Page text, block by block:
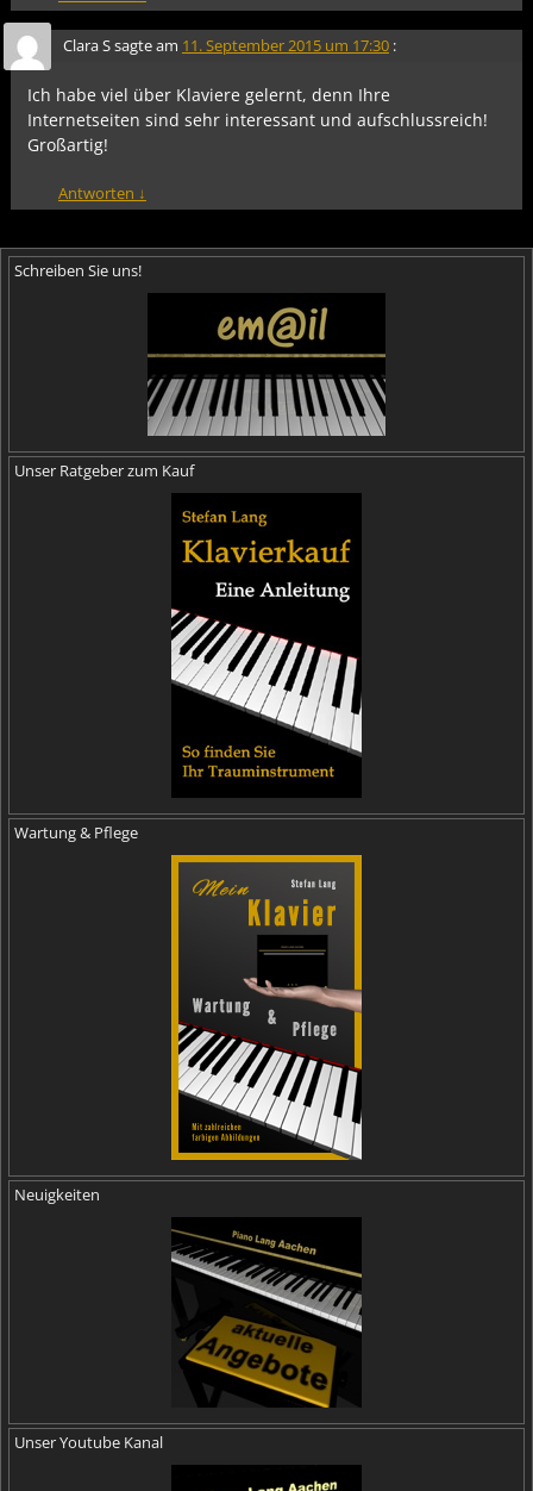
Clara Ssagte am 11. September 2015 um 17:30 :
Ich habe viel über Klaviere gelernt, denn Ihre
Internetseiten sind sehr interessant und aufschlussreich!
Großartig!
Antworten ↓
Schreiben Sie uns!
Unser Ratgeber zum Kauf
Wartung & Pflege
Neuigkeiten
Unser Youtube Kanal